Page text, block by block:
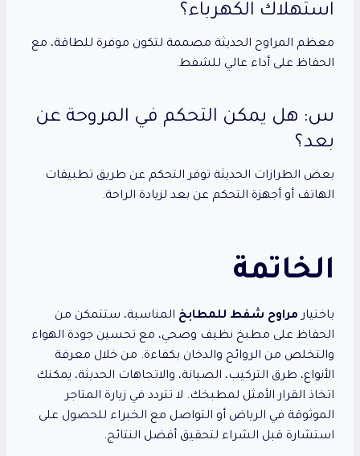
استهلاك الكهرباء؟
معظم المراوح الحديثة مصممة لتكون موفرة للطاقة، مع
الحفاظ على أداء عالي للشفط.
س: هل يمكن التحكم في المروحة عن
بعد؟
بعض الطرازات الحديثة توفر التحكم عن طريق تطبيقات
الهاتف أو أجهزة التحكم عن بعد لزيادة الراحة.
الخاتمة
باختيار مراوح شفط للمطابخ المناسبة، ستتمكن من
الحفاظ على مطبخ نظيف وصحي، مع تحسين جودة الهواء
والتخلص من الروائح والدخان بكفاءة. من خلال معرفة
الأنواع، طرق التركيب، الصيانة، والاتجاهات الحديثة، يمكنك
اتخاذ القرار الأمثل لمطبخك. لا تتردد في زيارة المتاجر
الموثوقة في الرياض أو التواصل مع الخبراء للحصول على
استشارة قبل الشراء لتحقيق أفضل النتائج.